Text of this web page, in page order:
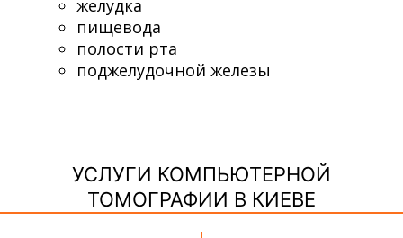
желудка
пищевода
полости рта
поджелудочной железы
УСЛУГИ КОМПЬЮТЕРНОЙ
ТОМОГРАФИИ В КИЕВЕ